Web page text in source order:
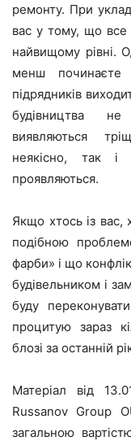
ремонту. При
вас у тому, що все
найвищому рівні.
менш
підрядників
будівництва
виявляються
неякісно, так і
проявляються.
Якщо хтось із вас,
подібною
фарби» і що
будівельником і
буду
процитую зараз
блозі за останній
Матеріал від
Russanov Group
загальною